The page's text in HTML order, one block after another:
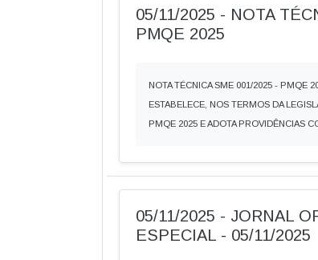
05/11/2025 - NOTA
PMQE 2025
NOTA TÉCNICA SME 001/2025 - PMQE
ESTABELECE, NOS TERMOS DA
PMQE 2025 E ADOTA PROVIDÊNCIAS
05/11/2025 - JORNAL
ESPECIAL - 05/11/2025